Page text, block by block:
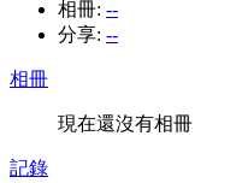
相冊: --
分享: --
相冊
現在還沒有相冊
記錄